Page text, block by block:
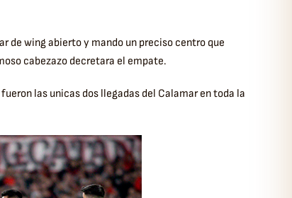
de wing abierto y mando un preciso centro que
cabezazo decretara el empate.
las unicas dos llegadas del Calamar en toda la